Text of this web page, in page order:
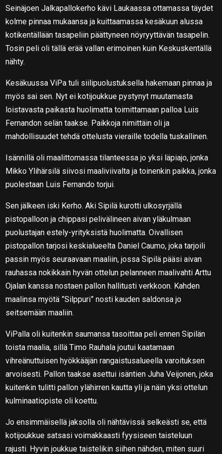
Seinäjoen Jalkapallokerho kävi Laukaassa ottamassa täydet
kolme pinnaa mukaansa ja kuittaamassa kesäkuun alussa
kotikentällään tasapeliin päättyneen nöyryyttävän tasapelin.
Tosin peli oli tällä erää vallan erimoinen kuin Keskuskentällä
nähty.
Kesäkuussa ViPa tuli siilipuolustuksella hakemaan pinnaa ja
myös sai sen. Nyt ei kotijoukkue pystynyt muutamasta
loistavasta paikasta huolimatta toimittamaan palloa Luis
Fernandon selän taakse. Paikkoja nimittäin oli ja
mahdollisuudet tehdä ottelusta vieraille todella tuskallinen.
Isännillä oli maalittomassa tilanteessa jo yksi läpiajo, jonka
Mikko Ylihärsilä siivosi maaliviivalta ja toinenkin paikka, jonka
puolestaan Luis Fernando torjui.
Sen jälkeen iski Kerho. Aki Sipilä kurotti ulkosyrjällä
pistopalloon ja chippasi pelivälineen aivan yläkulmaan
puolustajan estely-yrityksistä huolimatta. Oivallisen
pistopallon tarjosi keskialueelta Daniel Caumo, joka tarjoili
passin myös seuraavaan maaliin, jossa Sipilä pääsi aivan
rauhassa nokikkain hyvän ottelun pelanneen maalivahti Arttu
Ojalan kanssa nostaen pallon hallitusti verkkoon. Kahden
maalinsa myötä ”Silppuri” nosti kauden saldonsa jo
seitsemään maaliin.
ViPalla oli kuitenkin saumansa tasoittaa peli ennen Sipilän
toista maalia, sillä Timo Rauhala joutui kaatamaan
vihreänuttuisen hyökkääjän rangaistusalueella varoituksen
arvoisesti. Pallon taakse asettui isäntien Juha Veijonen, joka
kuitenkin tulitti pallon ylähirren kautta yli ja näin yksi ottelun
kulminaatiopiste oli koettu.
Jo ensimmäisellä jaksolla oli nähtävissä selkeästi se, että
kotijoukkue satsasi voimakkaasti fyysiseen taisteluun
rajusti. Hyvin joukkue taistelikin siihen nähden, miten suuri